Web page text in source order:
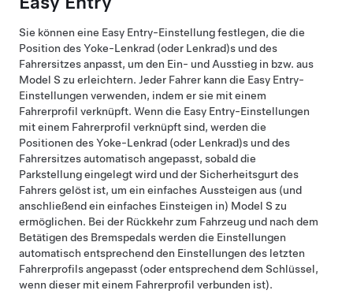
Sie können eine Easy Entry-Einstellung festlegen, die die
Position desYoke-Lenkrad (oder Lenkrad)s und des
Fahrersitzes anpasst, um den Ein- und Ausstieg in bzw. aus
Model S zu erleichtern. Jeder Fahrer kann die Easy Entry-
Einstellungen verwenden, indem er sie mit einem
Fahrerprofil verknüpft. Wenn die Easy Entry-Einstellungen
mit einem Fahrerprofil verknüpft sind, werden die
Positionen desYoke-Lenkrad (oder Lenkrad)s und des
Fahrersitzes automatisch angepasst, sobald die
Parkstellung eingelegt wird und der Sicherheitsgurt des
Fahrers gelöst ist, um ein einfaches Aussteigen aus (und
anschließend ein einfaches Einsteigen in) Model S zu
ermöglichen. Bei der Rückkehr zum Fahrzeug und nach dem
Betätigen des Bremspedals werden die Einstellungen
automatisch entsprechend den Einstellungen des letzten
Fahrerprofils angepasst (oder entsprechend dem Schlüssel,
wenn dieser mit einem Fahrerprofil verbunden ist).